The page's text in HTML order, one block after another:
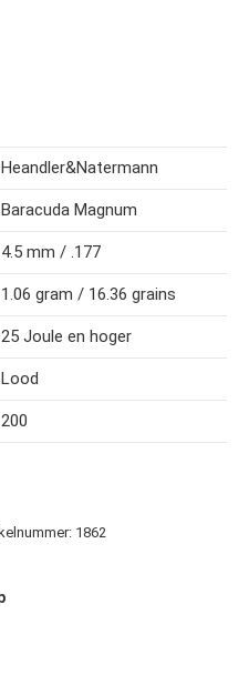
Magnum
mm / .177
gram / 16.36 grains
Joule en hoger
1862